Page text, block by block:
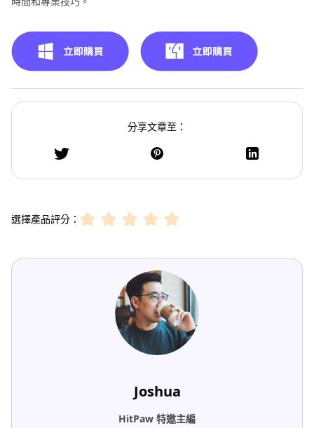
分享文章至：
選擇產品評分：
Joshua
HitPaw 特邀主編